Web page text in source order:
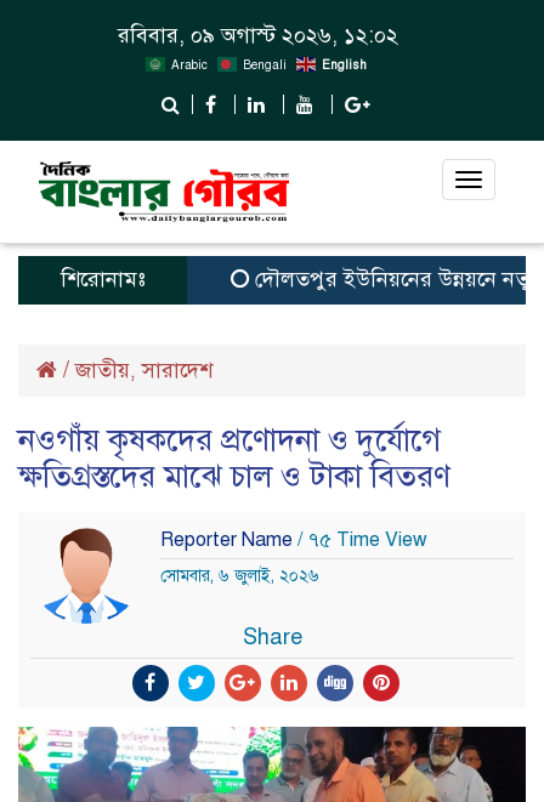
রবিবার, ০৯ অগাস্ট ২০২৬, ১২:০২
Arabic Bengali English
Toggle
শিরোনামঃ দৌলতপুর ইউনিয়নের উন্নয়নে নতুন
/জাতীয়,সারাদেশ
নওগাঁয় কৃষকদের প্রণোদনা ও দুর্যোগে
ক্ষতিগ্রস্তদের মাঝে চাল ও টাকা বিতরণ
Reporter Name / ৭৫ Time View
সোমবার, ৬ জুলাই, ২০২৬
Share